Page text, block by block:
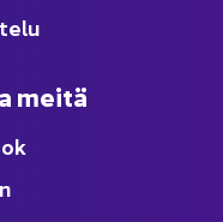
meitä